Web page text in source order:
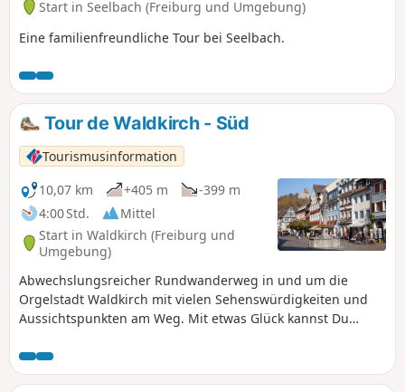
Start in Seelbach (Freiburg und Umgebung)
Eine familienfreundliche Tour bei Seelbach.
Tour de Waldkirch - Süd
Tourismusinformation
10,07 km
+405 m
-399 m
4:00 Std.
Mittel
Start in Waldkirch (Freiburg und
Umgebung)
Abwechslungsreicher Rundwanderweg in und um die
Orgelstadt Waldkirch mit vielen Sehenswürdigkeiten und
Aussichtspunkten am Weg. Mit etwas Glück kannst Du
am Großen Kandelfelsen.